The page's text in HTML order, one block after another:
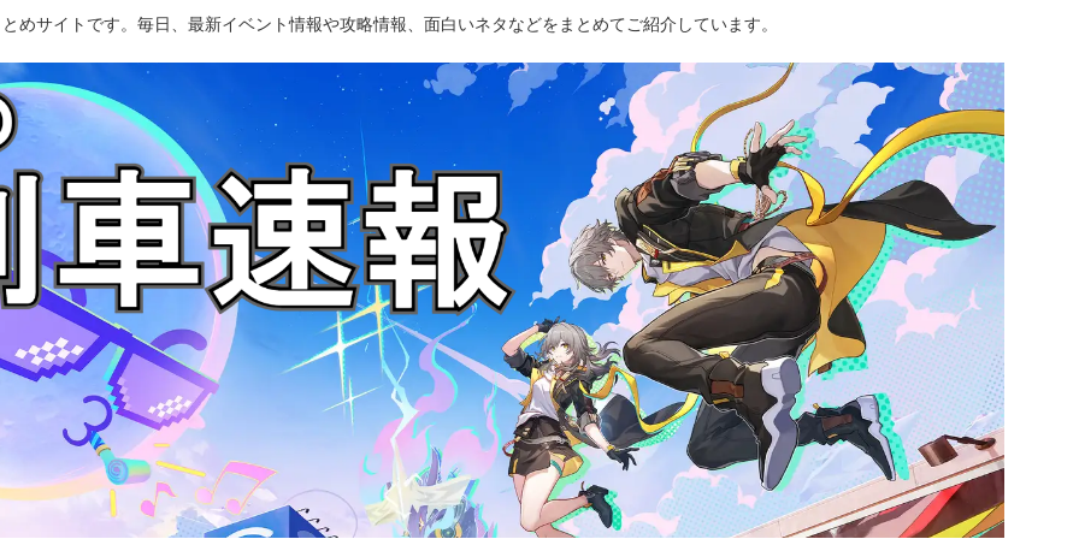
めサイトです。毎日、最新イベント情報や攻略情報、面白いネタなどをまとめてご紹介しています。